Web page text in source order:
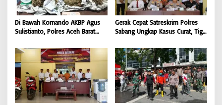
Di Bawah Komando AKBP Agus
Sulistianto, Polres Aceh Barat
Kilogram Ganja Avatar photo |
BONGKAR ‘Perkara.com
Gerak Cepat Satreskrim Polres
Sabang Ungkap Kasus Curat, Tiga
‘Perkara.com